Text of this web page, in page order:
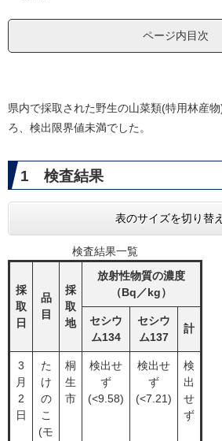
ページ内目次
県内で採取された野生の山菜類(特用林産
ろ、検出限界値未満でした。
1 検査結果
表のサイズを切り替
検査結果一覧
採
取
日
品
目
採
取
地
放射性物質の濃度
（Bq／kg）
セシウ
ム134
セシウ
ム137
計
3
月
2
日
た
け
の
こ
(モ
桐
生
市
検出せ
ず
(<9.58)
検出せ
ず
(<7.21)
検
出
せ
ず